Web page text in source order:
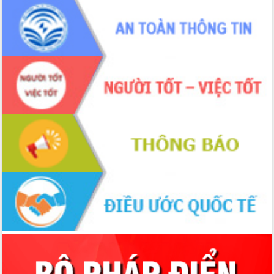
sầu riêng tại Đắk Lắk
Trình diễn nghệ thuật chế biến các
món ăn từ sầu riêng
Đắk Lắk công bố Quy hoạch và xúc
tiến đầu tư tỉnh
Ngành cá ngừ Đắk Lắk chủ động thích
ứng để giữ vững thị trường xuất khẩu
Diễn đàn Kinh tế tư nhân Việt Nam đột
phá cơ chế - Hợp tác công tư
Đề án 06 tạo bước ngoặt đột phá trong
cải cách hành chính tỉnh Đắk Lắk
Kết nối tour, đẩy mạnh chuyển đổi số
để phát triển du lịch Đắk Lắk
Khởi động Dự án Đầu tư xây dựng hạ
tầng kỹ thuật Cụm công nghiệp Tân
Tiến
Gặp mặt các cơ quan báo chí nhân Kỷ
niệm 101 năm Ngày Báo chí Cách
Đắk Lắk sơ kết 4 năm triển khai thực